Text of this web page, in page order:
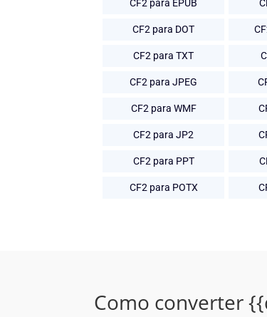
CF2 para EPUB
CF2 para DOT
CF2 para TXT
CF2 para JPEG
CF2 para WMF
CF2 para JP2
CF2 para PPT
CF2 para POTX
Como converter